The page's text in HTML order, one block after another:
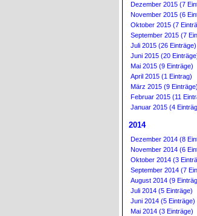
Dezember 2015 (7
November 2015 (6
Oktober 2015 (7
September 2015 (7
Juli 2015 (26 Einträge)
Juni 2015 (20
Mai 2015 (9 Einträge)
April 2015 (1 Eintrag)
März 2015 (9 Einträge)
Februar 2015 (11
Januar 2015 (4
2014
Dezember 2014 (8
November 2014 (6
Oktober 2014 (3
September 2014 (7
August 2014 (9
Juli 2014 (5 Einträge)
Juni 2014 (5 Einträge)
Mai 2014 (3 Einträge)